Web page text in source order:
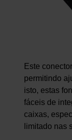
Este
permitindo
isto, estas
fáceis de
caixas,
limitado nas